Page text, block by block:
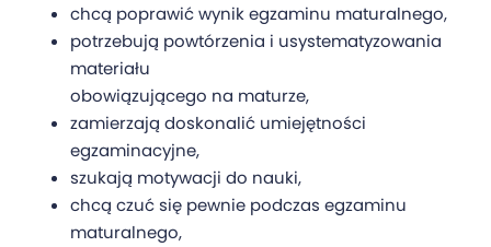
chcą poprawić wynik egzaminu maturalnego,
potrzebują powtórzenia i usystematyzowania
materiału
obowiązującego na maturze,
zamierzają doskonalić umiejętności
egzaminacyjne,
szukają motywacji do nauki,
chcą czuć się pewnie podczas egzaminu
maturalnego,